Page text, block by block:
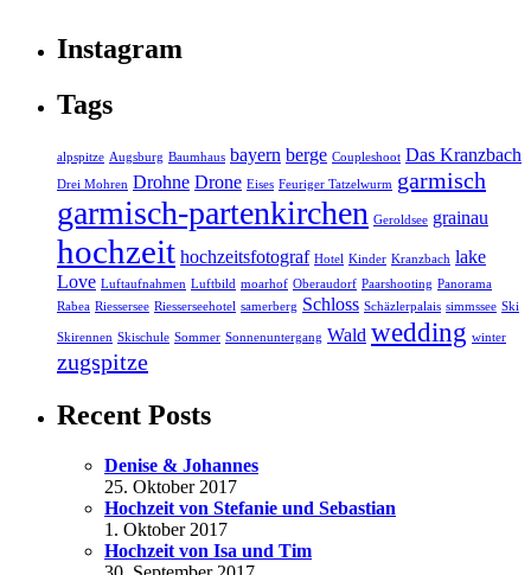
Instagram
Tags
alpspitze Augsburg Baumhaus bayern berge Coupleshoot Das Kranzbach
Drei Mohren Drohne Drone Eises Feuriger Tatzelwurm garmisch
garmisch-partenkirchen Geroldsee grainau
hochzeit hochzeitsfotograf Hotel Kinder Kranzbach lake
Love Luftaufnahmen Luftbild moarhof Oberaudorf Paarshooting Panorama
Rabea Riessersee Riesserseehotel samerberg Schloss Schäzlerpalais simmssee Ski
Skirennen Skischule Sommer Sonnenuntergang Wald wedding winter
zugspitze
Recent Posts
Denise & Johannes
25. Oktober 2017
Hochzeit von Stefanie und Sebastian
1. Oktober 2017
Hochzeit von Isa und Tim